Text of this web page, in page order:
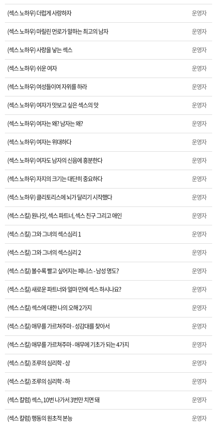
이
지
조
회
(섹스 노하우) 더럽게 사랑하자 운영자
(섹스 노하우) 마릴린 먼로가 말하는 최고의 남자 운영자
(섹스 노하우) 사랑을 낳는 섹스 운영자
(섹스 노하우) 쉬운 여자 운영자
(섹스 노하우) 여성들이여 자위를 하라 운영자
(섹스 노하우) 여자가 맛보고 싶은 섹스의 맛 운영자
(섹스 노하우) 여자는 왜? 남자는 왜? 운영자
(섹스 노하우) 여자는 위대하다 운영자
(섹스 노하우) 여자도 남자의 신음에 흥분한다 운영자
(섹스 노하우) 자지의 크기는 대단히 중요하다 운영자
(섹스 노하우) 클리토리스에 뇌가 달리기 시작했다 운영자
(섹스 스킬) 원나잇, 섹스 파트너, 섹스 친구 그리고 애인 운영자
(섹스 스킬) 그와 그녀의 섹스심리 1 운영자
(섹스 스킬) 그와 그녀의 섹스심리 2 운영자
(섹스 스킬) 볼수록 빨고 싶어지는 페니스 - 남성 명도? 운영자
(섹스 스킬) 새로운 파트너와 얼마 만에 섹스 하시나요? 운영자
(섹스 스킬) 섹스에 대한 나의 오해 2가지 운영자
(섹스 스킬) 애무를 가르쳐주마 - 성감대를 찾아서 운영자
(섹스 스킬) 애무를 가르쳐주마 - 애무에 기초가 되는 4가지 운영자
(섹스 스킬) 조루의 심리학 - 상 운영자
(섹스 스킬) 조루의 심리학 - 하 운영자
(섹스 칼럼) 섹스, 10번 나가서 3번만 치면 돼 운영자
(섹스 칼럼) 행동의 원초적 본능 운영자